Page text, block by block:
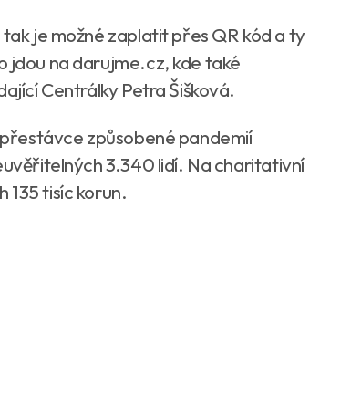
je možné zaplatit přes QR kód a ty
jdou na darujme.cz, kde také
Centrálky Petra Šišková.
způsobené pandemií
3.340 lidí. Na charitativní
tisíc korun.